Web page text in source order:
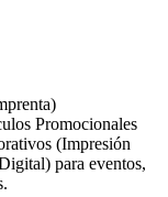
Promocionales
(Impresión
para eventos,